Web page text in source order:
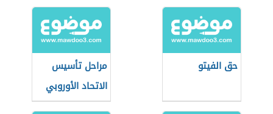
حق الفيتو
مراحل تأسيس
الاتحاد الأوروبي